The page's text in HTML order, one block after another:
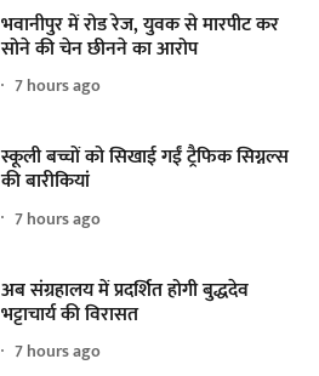
भवानीपुर में रोड रेज, युवक से मारपीट कर
सोने की चेन छीनने का आरोप
7 hours ago
स्कूली बच्चों को सिखाई गईं ट्रैफिक सिग्नल्स
की बारीकियां
7 hours ago
अब संग्रहालय में प्रदर्शित होगी बुद्धदेव
भट्टाचार्य की विरासत
7 hours ago